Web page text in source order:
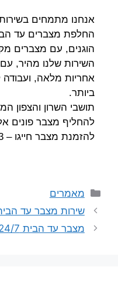
אנחנו מתמחים
החלפת מצברים עד
הוגנים, עם מצברים
השירות שלנו מהיר,
אחריות מלאה,
ביותר.
תושבי השרון והצפון
להחליף מצבר פונים
להזמנת מצבר חייגו – 058-443-3073
מאמרים
שירות מצבר עד
מצבר עד הבית 24/7